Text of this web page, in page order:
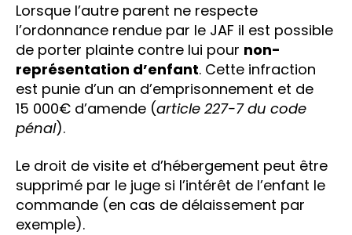
Lorsque l’autre parent ne respecte
l’ordonnance rendue par le JAF il est possible
de porter plainte contre lui pour non-
représentation d’enfant. Cette infraction
est punie d’un an d’emprisonnement et de
15 000€ d’amende (article 227-7 du code
pénal).
Le droit de visite et d’hébergement peut être
supprimé par le juge si l’intérêt de l’enfant le
commande (en cas de délaissement par
exemple).